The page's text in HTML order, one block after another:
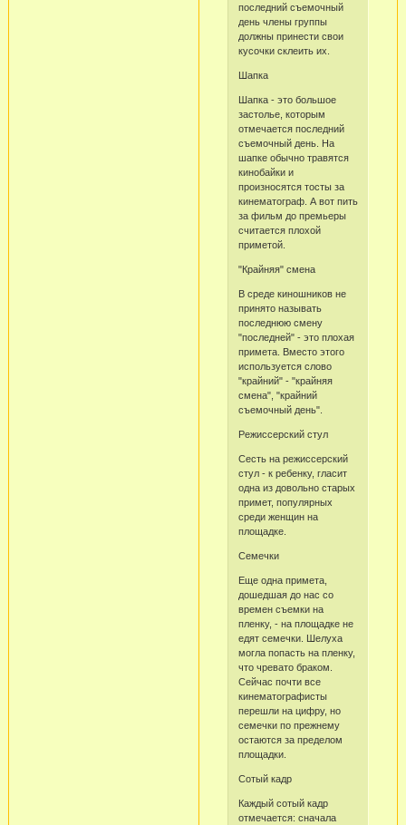
последний съемочный
день члены группы
должны принести свои
кусочки склеить их.
Шапка
Шапка - это большое
застолье, которым
отмечается последний
съемочный день. На
шапке обычно травятся
кинобайки и
произносятся тосты за
кинематограф. А вот пить
за фильм до премьеры
считается плохой
приметой.
"Крайняя" смена
В среде киношников не
принято называть
последнюю смену
"последней" - это плохая
примета. Вместо этого
используется слово
"крайний" - "крайняя
смена", "крайний
съемочный день".
Режиссерский стул
Сесть на режиссерский
стул - к ребенку, гласит
одна из довольно старых
примет, популярных
среди женщин на
площадке.
Семечки
Еще одна примета,
дошедшая до нас со
времен съемки на
пленку, - на площадке не
едят семечки. Шелуха
могла попасть на пленку,
что чревато браком.
Сейчас почти все
кинематографисты
перешли на цифру, но
семечки по прежнему
остаются за пределом
площадки.
Сотый кадр
Каждый сотый кадр
отмечается: сначала